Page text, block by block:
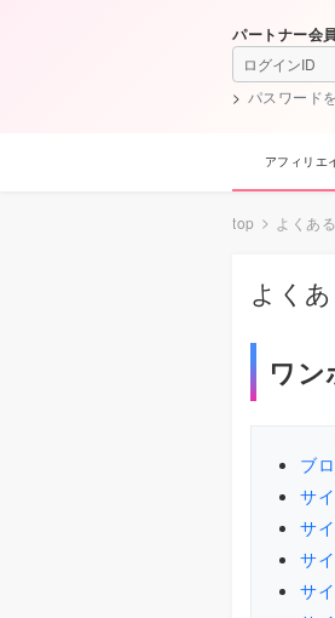
パートナー会員
パスワード
アフィリエ
top よくあ
よく
ワ
ブ
サ
サ
サ
サ